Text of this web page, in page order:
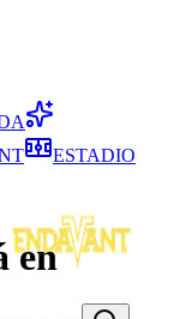
ESTADIO
en